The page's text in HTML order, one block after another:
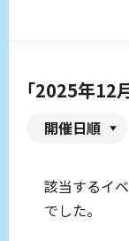
「2025年12
開催日順
該当するイ
でした。